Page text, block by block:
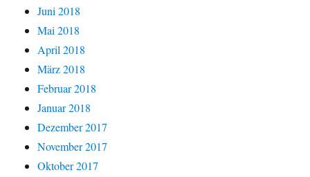
Juni 2018
Mai 2018
April 2018
März 2018
Februar 2018
Januar 2018
Dezember 2017
November 2017
Oktober 2017